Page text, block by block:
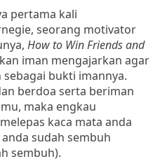
pertama kali
seorang motivator
How to Win Friends and
iman mengajarkan agar
bukti imannya.
berdoa serta beriman
maka engkau
kaca mata anda
sudah sembuh
sembuh).